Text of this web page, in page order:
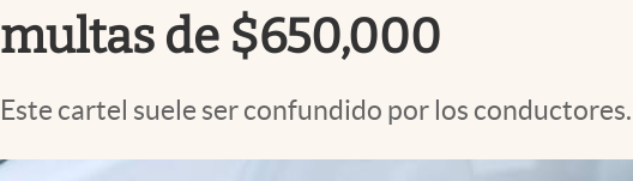
multas de $650,000
Este cartel suele ser confundido por los